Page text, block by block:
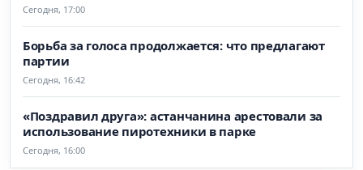
Сегодня, 17:00
Борьба за голоса продолжается: что предлагают
партии
Сегодня, 16:42
«Поздравил друга»: астанчанина арестовали за
использование пиротехники в парке
Сегодня, 16:00